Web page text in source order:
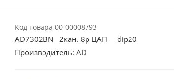
Код товара 00-00008793
AD7302BN 2кан. 8р ЦАП dip20
Производитель: AD